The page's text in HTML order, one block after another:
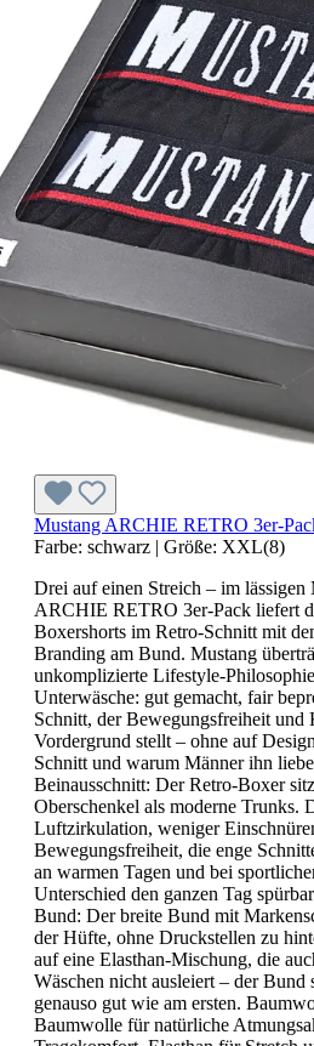
Mustang ARCHIE RETRO 3er-
Farbe: schwarz | Größe: XXL(8)
Drei auf einen Streich – im lässigen
ARCHIE RETRO 3er-Pack liefert
Boxershorts im Retro-Schnitt mit
Branding am Bund. Mustang
unkomplizierte Lifestyle-
Unterwäsche: gut gemacht, fair
Schnitt, der Bewegungsfreiheit und
Vordergrund stellt – ohne auf
Schnitt und warum Männer ihn
Beinausschnitt: Der Retro-Boxer
Oberschenkel als moderne Trunks.
Luftzirkulation, weniger
Bewegungsfreiheit, die enge
an warmen Tagen und bei
Unterschied den ganzen Tag
Bund: Der breite Bund mit
der Hüfte, ohne Druckstellen zu
auf eine Elasthan-Mischung, die
Wäschen nicht ausleiert – der Bund
genauso gut wie am ersten.
Baumwolle für natürliche